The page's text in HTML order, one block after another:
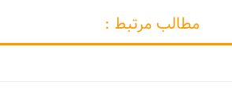
مطالب مرتبط :